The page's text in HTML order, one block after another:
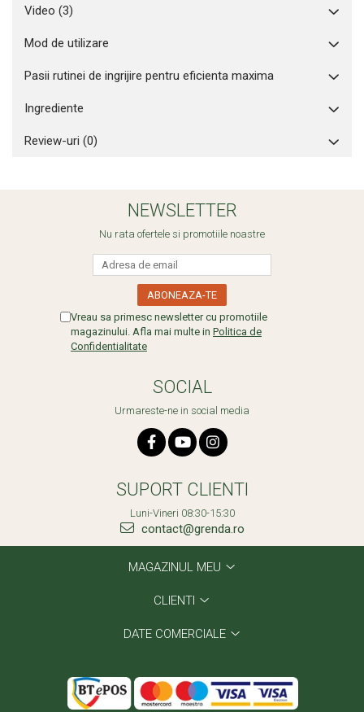
Video (3)
Mod de utilizare
Pasii rutinei de ingrijire pentru eficienta maxima
Ingrediente
Review-uri (0)
NEWSLETTER
Nu rata ofertele si promotiile noastre
Vreau sa primesc newsletter cu promotiile
magazinului. Afla mai multe in Politica de
Confidentialitate
SOCIAL
Urmareste-ne in social media
SUPORT CLIENTI
Luni-Vineri 08:30-15:30
contact@grenda.ro
MAGAZINUL MEU
CLIENTI
DATE COMERCIALE